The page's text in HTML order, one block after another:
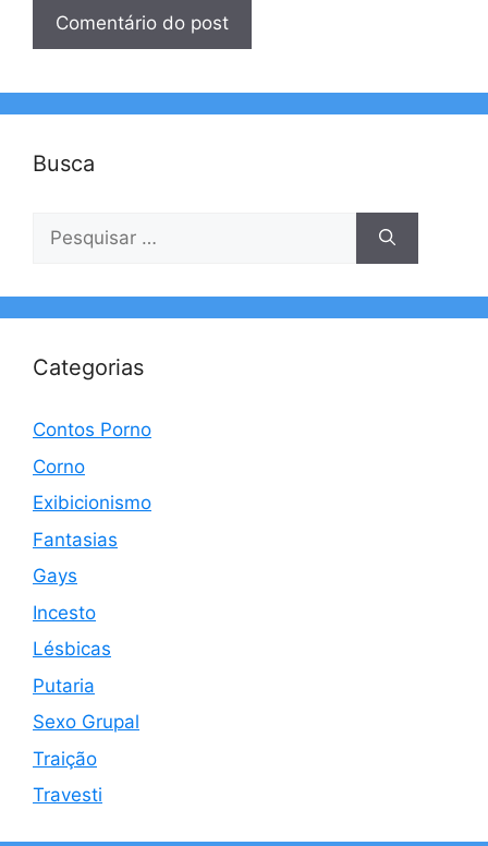
Busca
Pesquisar
Categorias
Contos Porno
Corno
Exibicionismo
Fantasias
Gays
Incesto
Lésbicas
Putaria
Sexo Grupal
Traição
Travesti